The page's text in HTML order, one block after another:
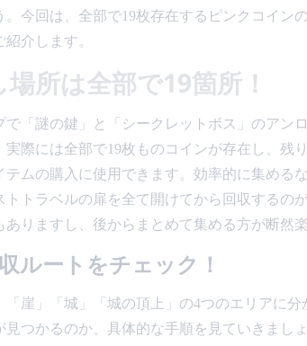
今回は、全部で19枚存在するピンクコイン
介します。
所は全部で19箇所！
「謎の鍵」と「シークレットボス」のアン
際には全部で19枚ものコインが存在し、残
ムの購入に使用できます。効率的に集める
トラベルの扉を全て開けてから回収するの
りますし、後からまとめて集める方が断然楽
ルートをチェック！
崖」「城」「城の頂上」の4つのエリアに分
つかるのか、具体的な手順を見ていきましょ